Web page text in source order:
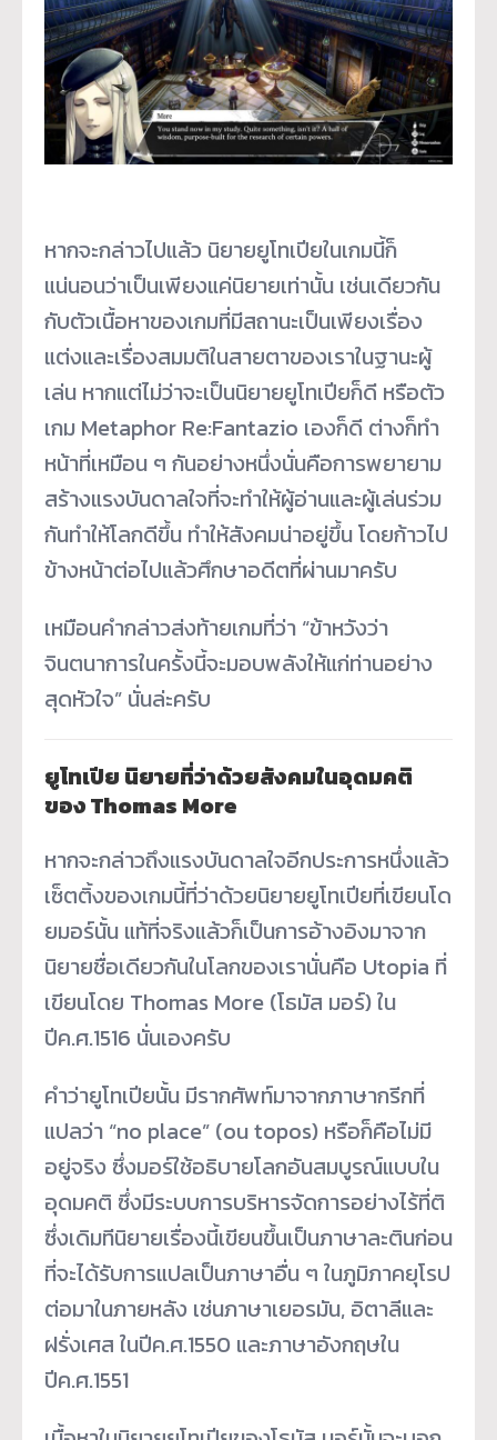
หากจะกล่าวไปแล้ว นิยายยูโทเปียในเกมนี้ก็
แน่นอนว่าเป็นเพียงแค่นิยายเท่านั้น เช่นเดียวกัน
กับตัวเนื้อหาของเกมที่มีสถานะเป็นเพียงเรื่อง
แต่งและเรื่องสมมติในสายตาของเราในฐานะผู้
เล่น หากแต่ไม่ว่าจะเป็นนิยายยูโทเปียก็ดี หรือตัว
เกม Metaphor Re:Fantazio เองก็ดี ต่างก็ทำ
หน้าที่เหมือน ๆ กันอย่างหนึ่งนั่นคือการพยายาม
สร้างแรงบันดาลใจที่จะทำให้ผู้อ่านและผู้เล่นร่วม
กันทำให้โลกดีขึ้น ทำให้สังคมน่าอยู่ขึ้น โดยก้าวไป
ข้างหน้าต่อไปแล้วศึกษาอดีตที่ผ่านมาครับ
เหมือนคำกล่าวส่งท้ายเกมที่ว่า “ข้าหวังว่า
จินตนาการในครั้งนี้จะมอบพลังให้แก่ท่านอย่าง
สุดหัวใจ” นั่นล่ะครับ
ยูโทเปีย นิยายที่ว่าด้วยสังคมในอุดมคติ
ของ Thomas More
หากจะกล่าวถึงแรงบันดาลใจอีกประการหนึ่งแล้ว
เซ็ตติ้งของเกมนี้ที่ว่าด้วยนิยายยูโทเปียที่เขียนโด
ยมอร์นั้น แท้ที่จริงแล้วก็เป็นการอ้างอิงมาจาก
นิยายชื่อเดียวกันในโลกของเรานั่นคือ Utopia ที่
เขียนโดย Thomas More (โธมัส มอร์) ใน
ปีค.ศ.1516 นั่นเองครับ
คำว่ายูโทเปียนั้น มีรากศัพท์มาจากภาษากรีกที่
แปลว่า “no place” (ou topos) หรือก็คือไม่มี
อยู่จริง ซึ่งมอร์ใช้อธิบายโลกอันสมบูรณ์แบบใน
อุดมคติ ซึ่งมีระบบการบริหารจัดการอย่างไร้ที่ติ
ซึ่งเดิมทีนิยายเรื่องนี้เขียนขึ้นเป็นภาษาละตินก่อน
ที่จะได้รับการแปลเป็นภาษาอื่น ๆ ในภูมิภาคยุโรป
ต่อมาในภายหลัง เช่นภาษาเยอรมัน, อิตาลีและ
ฝรั่งเศส ในปีค.ศ.1550 และภาษาอังกฤษใน
ปีค.ศ.1551